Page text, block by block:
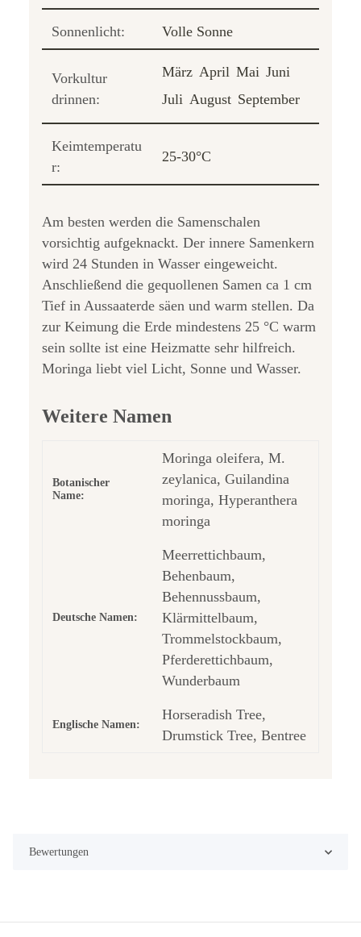
Sonnenlicht: Volle Sonne
Vorkultur
drinnen:
März April Mai Juni
Juli August September
Keimtemperatu
r:
25-30°C
Am besten werden die Samenschalen
vorsichtig aufgeknackt. Der innere Samenkern
wird 24 Stunden in Wasser eingeweicht.
Anschließend die gequollenen Samen ca 1 cm
Tief in Aussaaterde säen und warm stellen. Da
zur Keimung die Erde mindestens 25 °C warm
sein sollte ist eine Heizmatte sehr hilfreich.
Moringa liebt viel Licht, Sonne und Wasser.
Weitere Namen
Botanischer
Name:
Moringa oleifera, M.
zeylanica, Guilandina
moringa, Hyperanthera
moringa
Deutsche Namen:
Meerrettichbaum,
Behenbaum,
Behennussbaum,
Klärmittelbaum,
Trommelstockbaum,
Pferderettichbaum,
Wunderbaum
Englische Namen:
Horseradish Tree,
Drumstick Tree, Bentree
Bewertungen